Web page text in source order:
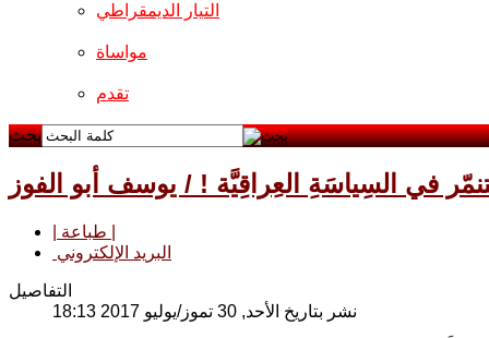
التيار الديمقراطي
مواساة
تقدم
بحث
في السِياسَةِ العِراقِيَّة ! / يوسف أبو الفوز
البريد الإلكتروني
التفاصيل
نشر بتاريخ الأحد, 30 تموز/يوليو 2017 18:13